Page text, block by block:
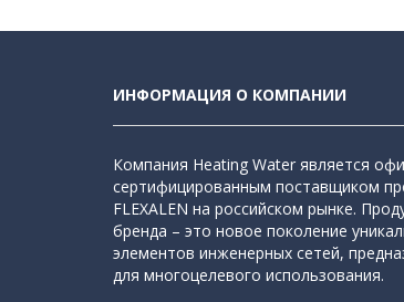
ИНФОРМАЦИЯ О КОМПАНИИ
Компания Heating Water является
сертифицированным поставщиком
FLEXALEN на российском рынке.
бренда – это новое поколение
элементов инженерных сетей,
для многоцелевого использования.